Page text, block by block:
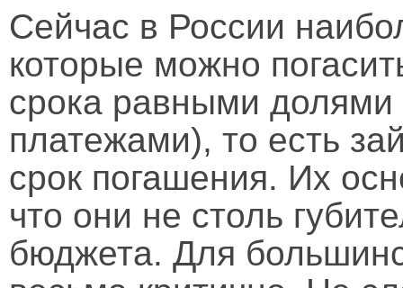
Сейчас в России
которые можно
срока равными
платежами), то есть
срок погашения. Их
что они не столь
бюджета. Для